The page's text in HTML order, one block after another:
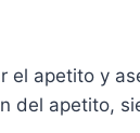
el apetito y
del apetito,